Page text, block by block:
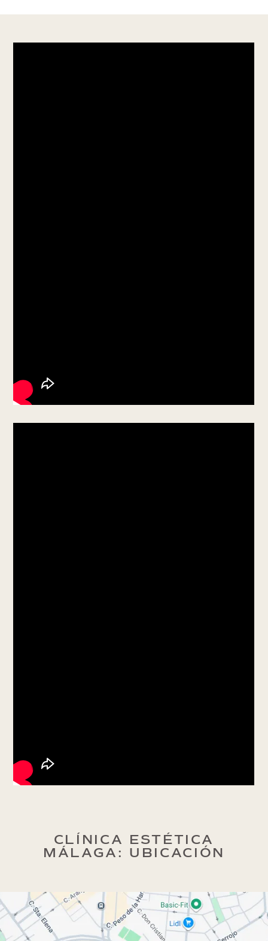
CLÍNICA ESTÉTICA
MÁLAGA: UBICACIÓN